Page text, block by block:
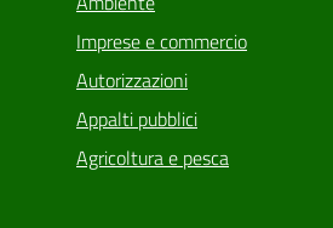
Imprese e commercio
Autorizzazioni
Appalti pubblici
Agricoltura e pesca